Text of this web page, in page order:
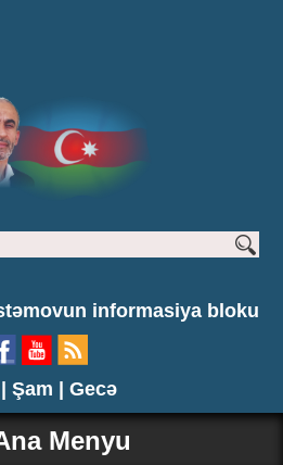
informasiya bloku
Şam | Gecə
Menyu